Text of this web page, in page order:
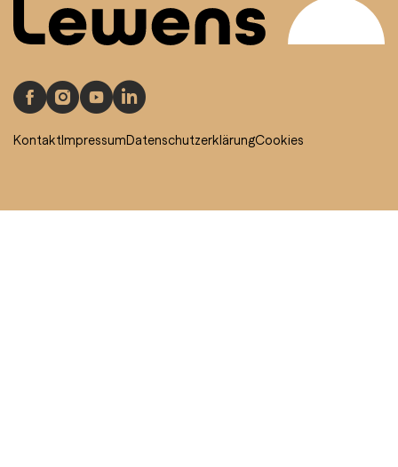
KontaktImpressumDatenschutzerklärungCookies